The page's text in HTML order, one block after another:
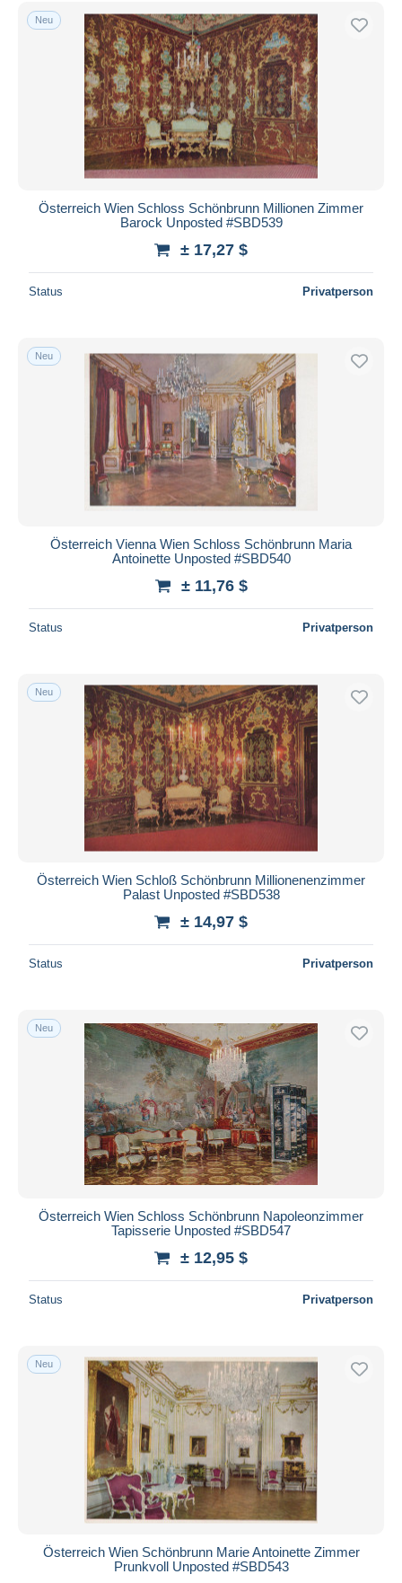
Sonstige
Sonstige & Ohne Zuordnung
54.430
Kostenloser Versand
Zahlungsmethoden
PayPal
Banküberweisung
Visa
Mastercard
Bancontact
Maestro
Gesamte Auswahl aufheben
Wohnsitz des Verkäufers
Übernehmen
Neu
Österreich Wien Schloss Schönbrunn Millionen Zimmer
Barock Unposted #SBD539
± 17,27 $
Status Privatperson
Neu
Österreich Vienna Wien Schloss Schönbrunn Maria
Antoinette Unposted #SBD540
± 11,76 $
Status Privatperson
Neu
Österreich Wien Schloß Schönbrunn Millionenenzimmer
Palast Unposted #SBD538
± 14,97 $
Status Privatperson
Neu
Österreich Wien Schloss Schönbrunn Napoleonzimmer
Tapisserie Unposted #SBD547
± 12,95 $
Status Privatperson
Neu
Österreich Wien Schönbrunn Marie Antoinette Zimmer
Prunkvoll Unposted #SBD543